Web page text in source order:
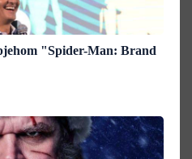
"Spider-Man: Brand